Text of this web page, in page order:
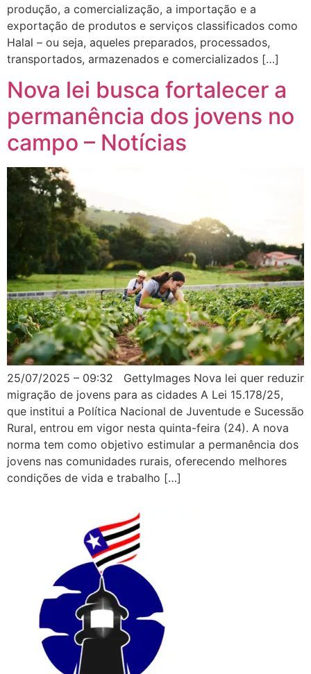
produção, a comercialização, a importação e a
exportação de produtos e serviços classificados como
Halal – ou seja, aqueles preparados, processados,
transportados, armazenados e comercializados […]
Nova lei busca fortalecer a
permanência dos jovens no
campo – Notícias
25/07/2025 – 09:32 GettyImages Nova lei quer reduzir
migração de jovens para as cidades A Lei 15.178/25,
que institui a Política Nacional de Juventude e Sucessão
Rural, entrou em vigor nesta quinta-feira (24). A nova
norma tem como objetivo estimular a permanência dos
jovens nas comunidades rurais, oferecendo melhores
condições de vida e trabalho […]